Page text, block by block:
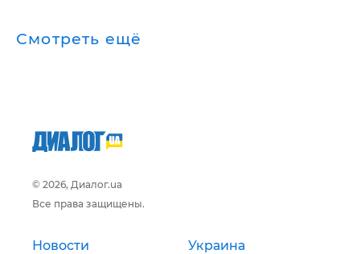
Смотреть ещё
© 2026, Диалог.ua
Все права защищены.
Новости Украина